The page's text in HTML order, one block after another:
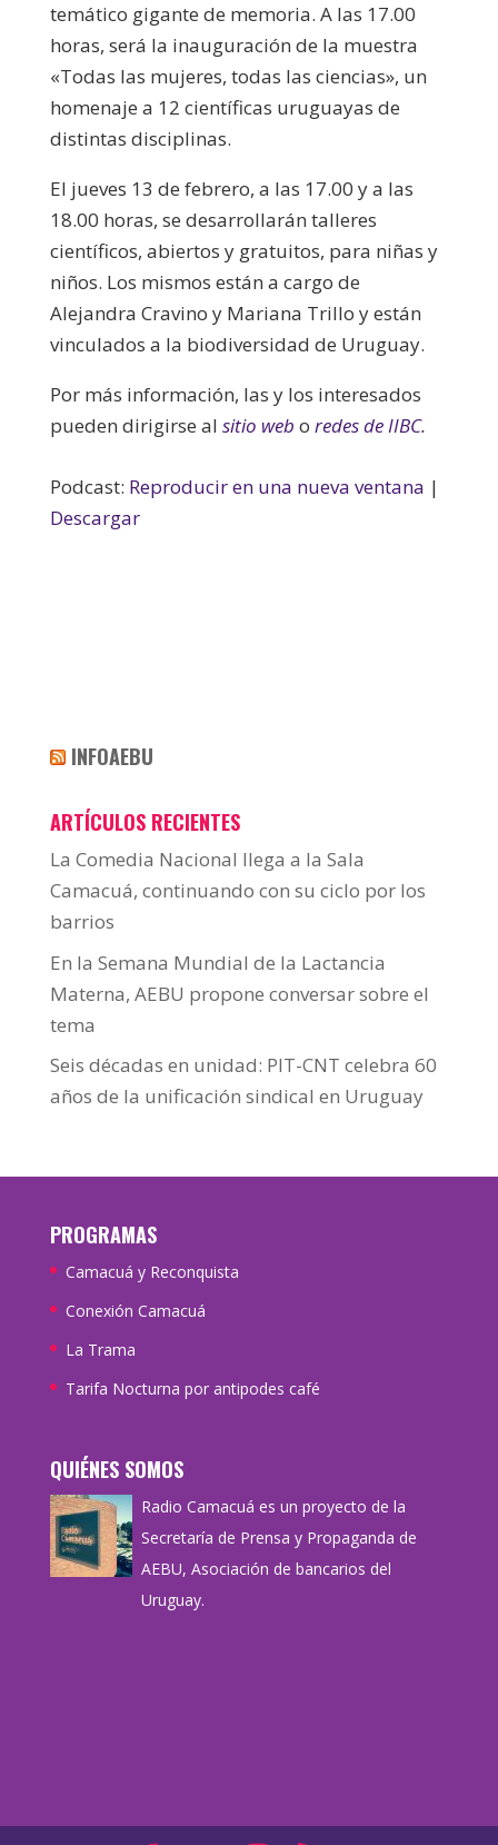
temático gigante de memoria. A las 17.00
horas, será la inauguración de la muestra
«Todas las mujeres, todas las ciencias», un
homenaje a 12 científicas uruguayas de
distintas disciplinas.
El jueves 13 de febrero, a las 17.00 y a las
18.00 horas, se desarrollarán talleres
científicos, abiertos y gratuitos, para niñas y
niños. Los mismos están a cargo de
Alejandra Cravino y Mariana Trillo y están
vinculados a la biodiversidad de Uruguay.
Por más información, las y los interesados
pueden dirigirse al sitio web o redes de IIBC.
Podcast: Reproducir en una nueva ventana |
Descargar
INFOAEBU
ARTÍCULOS RECIENTES
La Comedia Nacional llega a la Sala
Camacuá, continuando con su ciclo por los
barrios
En la Semana Mundial de la Lactancia
Materna, AEBU propone conversar sobre el
tema
Seis décadas en unidad: PIT-CNT celebra 60
años de la unificación sindical en Uruguay
PROGRAMAS
Camacuá y Reconquista
Conexión Camacuá
La Trama
Tarifa Nocturna por antipodes café
QUIÉNES SOMOS
Radio Camacuá es un proyecto de la
Secretaría de Prensa y Propaganda de
AEBU, Asociación de bancarios del
Uruguay.